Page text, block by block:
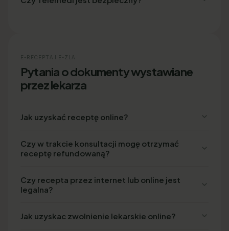
E-RECEPTA I E-ZLA
Pytania o dokumenty wystawiane
przez lekarza
Jak uzyskać receptę online?
Czy w trakcie konsultacji mogę otrzymać
receptę refundowaną?
Czy recepta przez internet lub online jest
legalna?
Jak uzyskac zwolnienie lekarskie online?